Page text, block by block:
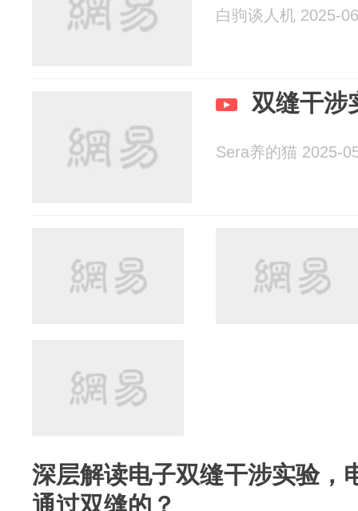
白驹谈人机 2025-
双缝干涉
Sera养的猫 2025-
深层解读电子双缝干涉实验，
通过双缝的？